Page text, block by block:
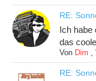
RE:
Ich habe
das
Von Dim ,
RE: